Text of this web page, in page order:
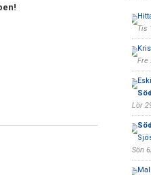
Tis
Fre
Lör
Sön